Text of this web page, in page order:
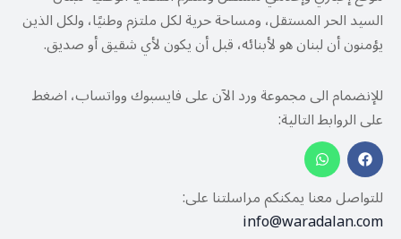
السيد الحر المستقل، ومساحة حرية لكل ملتزم وطنيًا، ولكل الذين
يؤمنون أن لبنان هو لأبنائه، قبل أن يكون لأي شقيق أو صديق.
للإنضمام الى مجموعة ورد الآن على فايسبوك وواتساب، اضغط
على الروابط التالية:
للتواصل معنا يمكنكم مراسلتنا على:
info@waradalan.com